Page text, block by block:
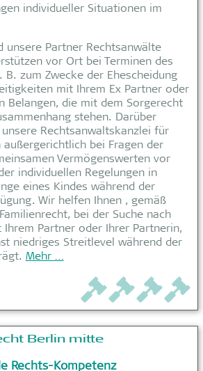
individueller Situationen im
unsere Partner Rechtsanwälte
vor Ort bei Terminen des
B. zum Zwecke der Ehescheidung
mit Ihrem Ex Partner oder
Belangen, die mit dem Sorgerecht
stehen. Darüber
Rechtsanwaltskanzlei für
außergerichtlich bei Fragen der
Vermögenswerten vor
individuellen Regelungen in
eines Kindes während der
Wir helfen Ihnen , gemäß
bei der Suche nach
Ihrem Partner oder Ihrer Partnerin,
niedriges Streitlevel während der
Mehr …
Berlin mitte
Rechts-Kompetenz